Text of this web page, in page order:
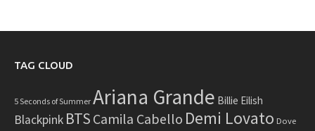
TAG CLOUD
5 Seconds of Summer Ariana Grande Billie Eilish
Blackpink BTS Camila Cabello Demi Lovato Dove